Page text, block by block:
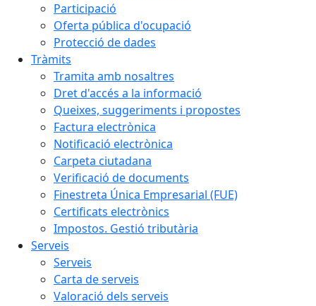
Participació
Oferta pública d'ocupació
Protecció de dades
Tràmits
Tramita amb nosaltres
Dret d'accés a la informació
Queixes, suggeriments i propostes
Factura electrònica
Notificació electrònica
Carpeta ciutadana
Verificació de documents
Finestreta Única Empresarial (FUE)
Certificats electrònics
Impostos. Gestió tributària
Serveis
Serveis
Carta de serveis
Valoració dels serveis